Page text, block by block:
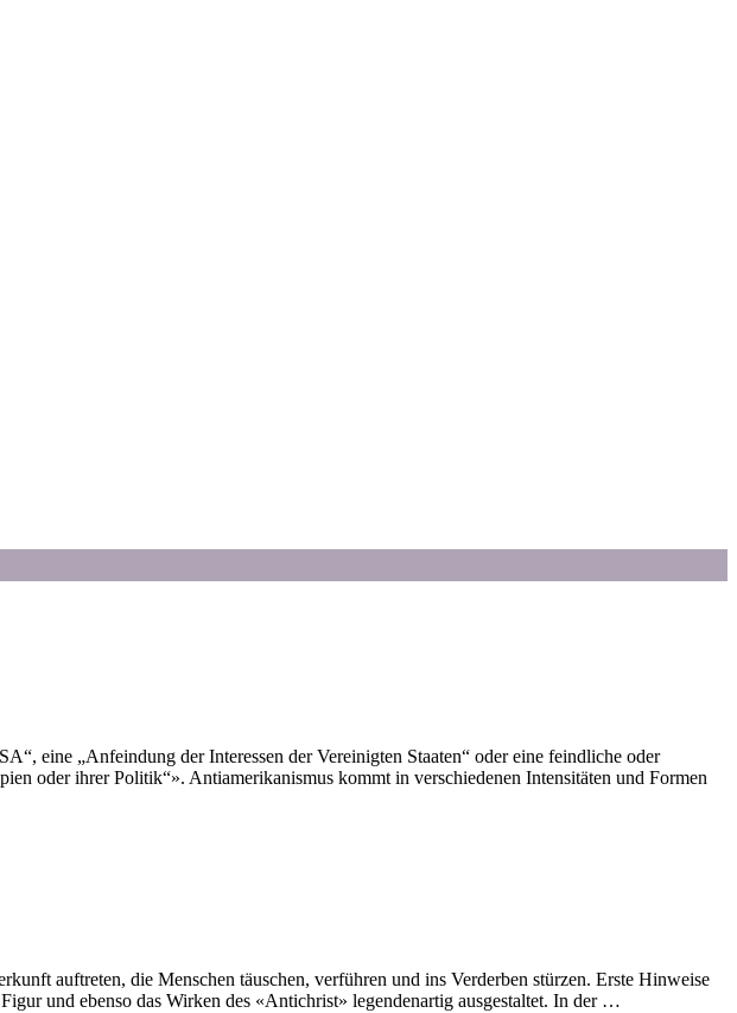
eine „Anfeindung der Interessen der Vereinigten Staaten“ oder eine feindliche oder
oder ihrer Politik“». Antiamerikanismus kommt in verschiedenen Intensitäten und Formen
auftreten, die Menschen täuschen, verführen und ins Verderben stürzen. Erste Hinweise
und ebenso das Wirken des «Antichrist» legendenartig ausgestaltet. In der …